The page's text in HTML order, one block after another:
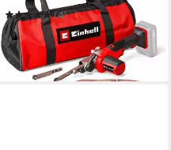
(4)
84,76 € UVP105,95 €
-20%
in 3-4 Werktagen bei dir